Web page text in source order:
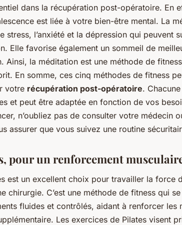
dans la récupération post-opératoire. En
est liée à votre bien-être mental. La
stress, l’anxiété et la dépression qui peuvent
Elle favorise également un sommeil de
Ainsi, la méditation est une méthode de
En somme, ces cinq méthodes de fitness
votre récupération post-opératoire.
et peut être adaptée en fonction de vos
n’oubliez pas de consulter votre médecin
assurer que vous suivez une routine
pour un renforcement
est un excellent choix pour travailler la force
chirurgie. C’est une méthode de fitness qui
fluides et contrôlés, aidant à renforcer les
Les exercices de Pilates visent